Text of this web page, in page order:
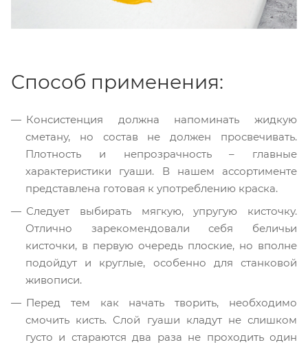
Способ применения:
Консистенция должна напоминать жидкую
сметану, но состав не должен просвечивать.
Плотность и непрозрачность – главные
характеристики гуаши. В нашем ассортименте
представлена готовая к употреблению краска.
Следует выбирать мягкую, упругую кисточку.
Отлично зарекомендовали себя беличьи
кисточки, в первую очередь плоские, но вполне
подойдут и круглые, особенно для станковой
живописи.
Перед тем как начать творить, необходимо
смочить кисть. Слой гуаши кладут не слишком
густо и стараются два раза не проходить один